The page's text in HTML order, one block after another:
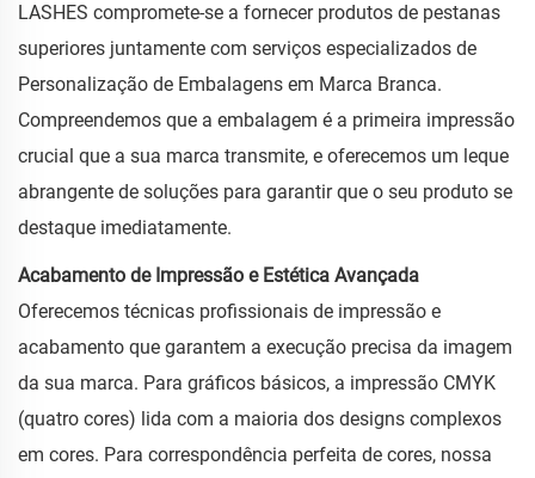
LASHES compromete-se a fornecer produtos de pestanas
superiores juntamente com serviços especializados de
Personalização de Embalagens em Marca Branca.
Compreendemos que a embalagem é a primeira impressão
crucial que a sua marca transmite, e oferecemos um leque
abrangente de soluções para garantir que o seu produto se
destaque imediatamente.
Acabamento de Impressão e Estética Avançada
Oferecemos técnicas profissionais de impressão e
acabamento que garantem a execução precisa da imagem
da sua marca. Para gráficos básicos, a impressão CMYK
(quatro cores) lida com a maioria dos designs complexos
em cores. Para correspondência perfeita de cores, nossa